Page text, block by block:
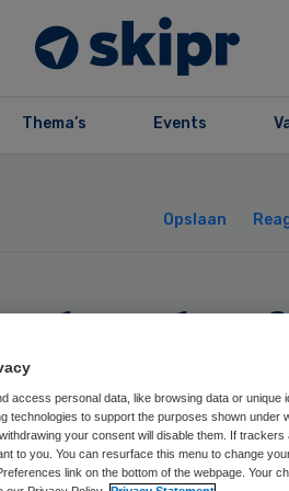
Thema’s Events
Opslaan
na
access personal data, like browsing data or unique
technologies to support the purposes shown under
your consent will disable them. If
to you. You can resurface this menu to change
link on the bottom of the webpage. Your